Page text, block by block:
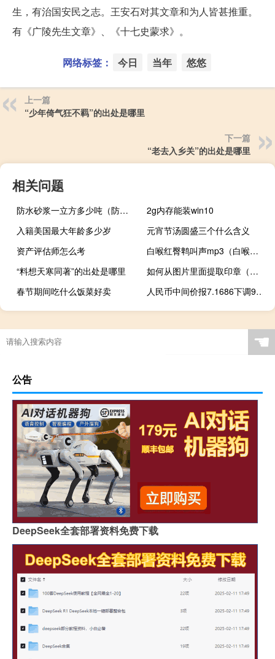
生，有治国安民之志。王安石对其文章和为人皆甚推重。
有《广陵先生文章》、《十七史蒙求》。
网络标签： 今日 当年 悠悠
上一篇
“少年倚气狂不羁”的出处是哪里
下一篇
“老去入乡关”的出处是哪里
相关问题
防水砂浆一立方多少吨（防水砂浆）
2g内存能装win10
入籍美国最大年龄多少岁
元宵节汤圆盛三个什么含义
资产评估师怎么考
白喉红臀鹎叫声mp3（白喉红臀鹎）
“料想天寒同著”的出处是哪里
如何从图片里面提取印章（怎么提取图片中的印章）
春节期间吃什么饭菜好卖
人民币中间价报7.1686下调99点上一交易日中间价报7.1587在岸人民币上一交易日收报7.2340
☚
公告
DeepSeek全套部署资料免费下载